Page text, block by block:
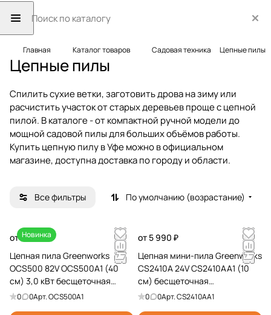
Главная Каталог товаров Садовая техника Цепные пилы
Цепные пилы
Спилить сухие ветки, заготовить дрова на зиму или
расчистить участок от старых деревьев проще с цепной
пилой. В каталоге - от компактной ручной модели до
мощной садовой пилы для больших объёмов работы.
Купить цепную пилу в Уфе можно в официальном
магазине, доступна доставка по городу и области.
Все фильтры По умолчанию (возрастание)
Новинка
от 34 990 ₽
Цепная пила Greenworks
OCS500 82V OCS500A1 (40
см) 3,0 кВт бесщеточная
аккумуляторная
0 0Арт.OCS500A1
от 5 990 ₽
Цепная мини-пила Greenworks
CS2410A 24V CS2410AA1 (10
см) бесщеточная
аккумуляторная, без АКБ и ЗУ
0 0Арт.CS2410AA1